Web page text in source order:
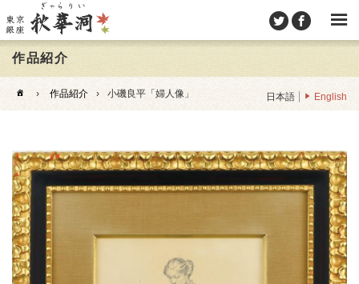
作品紹介
› 作品紹介 › 小磯良平「婦人像」 日本語 English